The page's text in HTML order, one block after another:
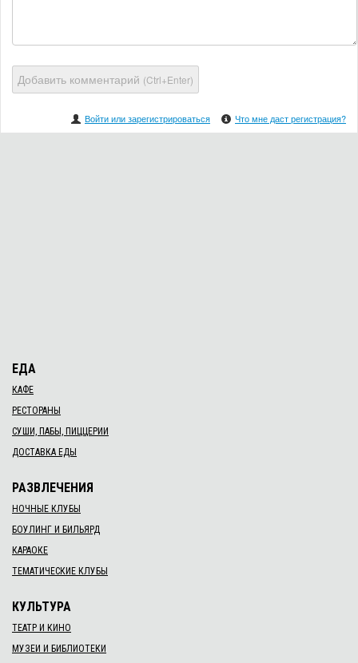
Добавить комментарий (Ctrl+Enter)
Войти или зарегистрироваться Что мне даст регистрация?
ЕДА
КАФЕ
РЕСТОРАНЫ
СУШИ, ПАБЫ, ПИЦЦЕРИИ
ДОСТАВКА ЕДЫ
РАЗВЛЕЧЕНИЯ
НОЧНЫЕ КЛУБЫ
БОУЛИНГ И БИЛЬЯРД
КАРАОКЕ
ТЕМАТИЧЕСКИЕ КЛУБЫ
КУЛЬТУРА
ТЕАТР И КИНО
МУЗЕИ И БИБЛИОТЕКИ